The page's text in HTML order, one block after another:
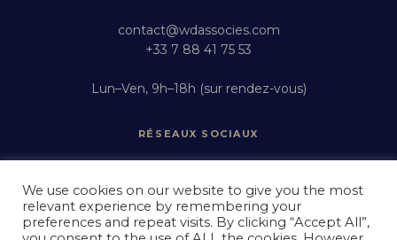
contact@wdassocies.com
+33 7 88 41 75 53
Lun–Ven, 9h–18h (sur rendez-vous)
RÉSEAUX SOCIAUX
LinkedIn
YouTube
We use cookies on our website to give you the most
relevant experience by remembering your
preferences and repeat visits. By clicking “Accept All”,